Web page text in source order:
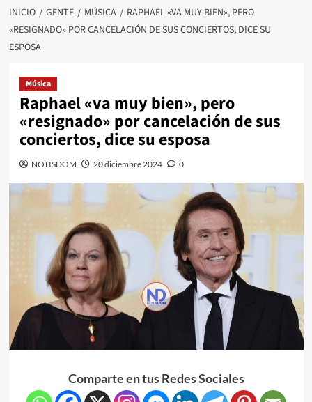
INICIO GENTE MÚSICA
RAPHAEL «VA MUY BIEN», PERO
«RESIGNADO» POR CANCELACIÓN DE SUS CONCIERTOS, DICE SU
ESPOSA
Música
Raphael «va muy bien», pero
«resignado» por cancelación de sus
conciertos, dice su esposa
NOTISDOM 20 diciembre 2024 0
Comparte en tus Redes Sociales